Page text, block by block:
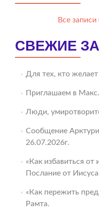
Все
СВЕЖИЕ
Для тех, кто
Приглашаем в Макс.
Люди,
Сообщение
26.07.2026г.
«Как избавиться от
Послание от
«Как пережить
Рамта.